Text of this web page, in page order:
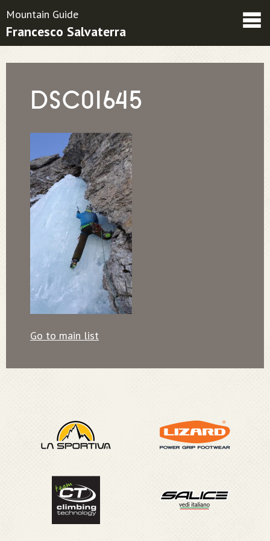
Friends
Mountain Guide
Francesco Salvaterra
DSC01645
Go to main list